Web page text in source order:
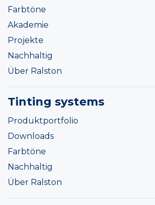
Farbtöne
Akademie
Projekte
Nachhaltig
Über Ralston
Tinting systems
Produktportfolio
Downloads
Farbtöne
Nachhaltig
Über Ralston